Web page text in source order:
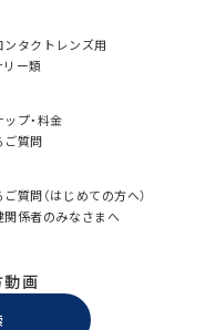
ンタクトレンズ用
リー類
プ・料金
ご質問
質問（はじめての方へ）
関係者のみなさまへ
画